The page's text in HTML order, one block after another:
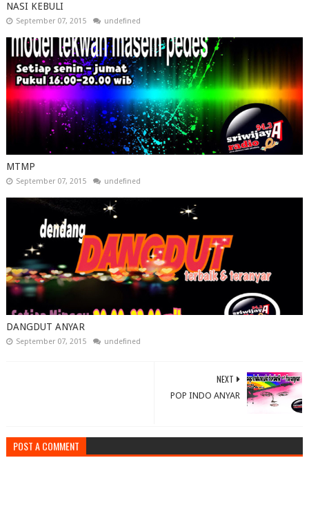
NASI KEBULI
September 07, 2015 undefined
MTMP
September 07, 2015 undefined
DANGDUT ANYAR
September 07, 2015 undefined
NEXT
POP INDO ANYAR
POST A COMMENT